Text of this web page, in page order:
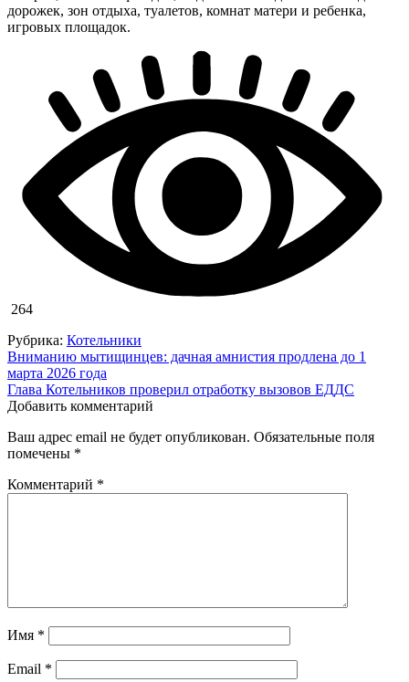
дорожек, зон отдыха, туалетов, комнат матери и ребенка,
игровых площадок.
264
Рубрика: Котельники
Навигация
по
записям
Вниманию мытищинцев: дачная амнистия продлена до 1
марта 2026 года
Глава Котельников проверил отработку вызовов ЕДДС
Добавить комментарий
Ваш адрес email не будет опубликован. Обязательные поля
помечены *
Комментарий *
Имя *
Email *